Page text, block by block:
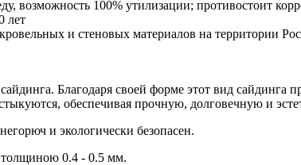
возможность 100% утилизации; противостоит
лет
и стеновых материалов на территории
Благодаря своей форме этот вид сайдинга
обеспечивая прочную, долговечную и
и экологически безопасен.
толщиною 0.4 - 0.5 мм.